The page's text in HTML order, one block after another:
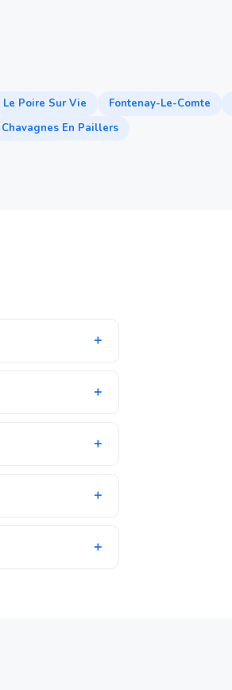
Le Poire Sur Vie Fontenay-Le-Comte
Chavagnes En Paillers